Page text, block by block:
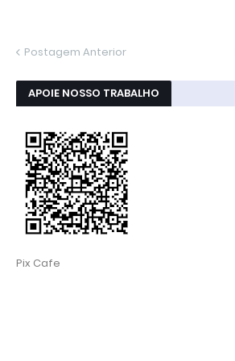
Postagem Anterior
APOIE NOSSO TRABALHO
Pix Cafe